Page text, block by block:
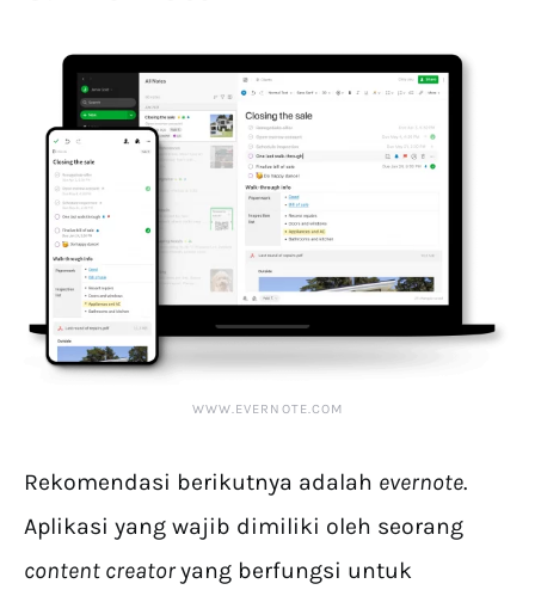
WWW.EVERNOTE.COM
Rekomendasi berikutnya adalah evernote.
Aplikasi yang wajib dimiliki oleh seorang
content creatoryang berfungsi untuk